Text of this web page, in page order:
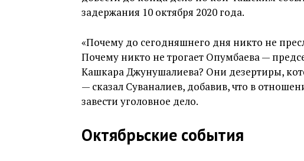
задержания 10 октября 2020 года.
«Почему до сегодняшнего дня никто не
Почему никто не трогает Опумбаева —
Кашкара Джунушалиева? Они дезертиры,
— сказал Суваналиев, добавив, что в
завести уголовное дело.
Октябрьские события